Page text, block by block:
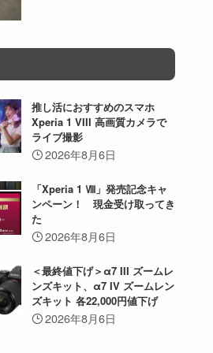
推し活におすすめのスマホ
Xperia 1 VIII 高画質カメラで
ライブ撮影
2026年8月6日
「Xperia 1 Ⅷ」発売記念キャ
ンペーン！ 現金受け取ってき
た
2026年8月6日
＜最終値下げ＞α7 III ズームレ
ンズキット、α7 IV ズームレン
ズキット 各22,000円値下げ
2026年8月6日